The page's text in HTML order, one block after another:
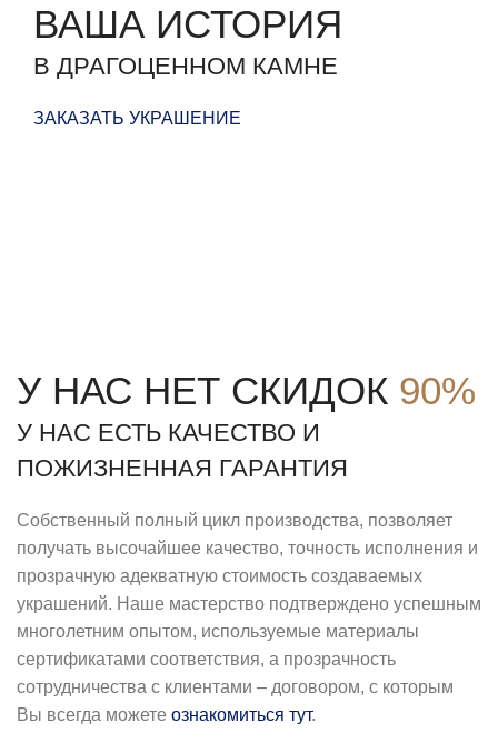
ВАША ИСТОРИЯ
В ДРАГОЦЕННОМ КАМНЕ
ЗАКАЗАТЬ УКРАШЕНИЕ
У НАС НЕТ СКИДОК 90%
У НАС ЕСТЬ КАЧЕСТВО И
ПОЖИЗНЕННАЯ ГАРАНТИЯ
Собственный полный цикл производства, позволяет
получать высочайшее качество, точность исполнения и
прозрачную адекватную стоимость создаваемых
украшений. Наше мастерство подтверждено успешным
многолетним опытом, используемые материалы
сертификатами соответствия, а прозрачность
сотрудничества с клиентами – договором, с которым
Вы всегда можете ознакомиться тут.